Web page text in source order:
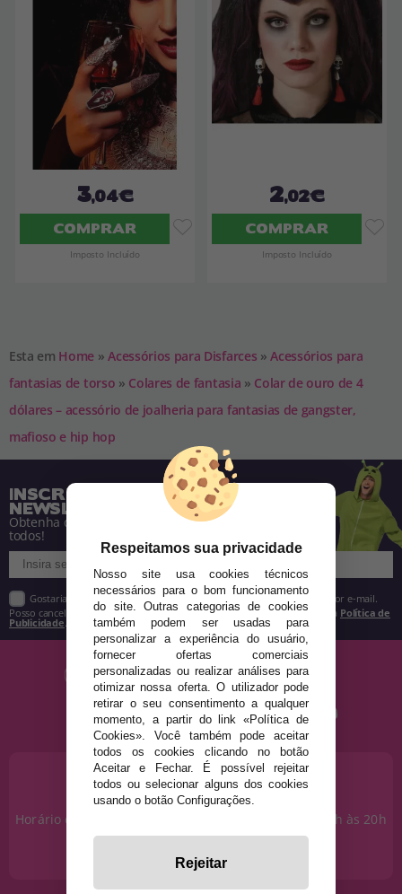
3,04€
COMPRAR
Imposto Incluído
2,02€
COMPRAR
Imposto Incluído
Esta em Home » Acessórios para Disfarces » Acessórios para
fantasias de torso » Colares de fantasia » Colar de ouro de 4
dólares – acessório de joalheria para fantasias de gangster,
mafioso e hip hop
INSCREVA-SE NA NOSSA
NEWSLETTER
Obtenha descontos e saiba de tudo antes de
todos!
Gostaria de receber descontos exclusivos, novidades e tendências por e-mail.
Posso cancelar a inscrição a qualquer momento, conforme estipulado na Política de
Publicidade
PRECISA DE AJUDA?
915 793 695
Horário de segunda a sexta das 10h às 14h e das 17h às 20h
info@disfracestuyyo.pt
Respeitamos sua privacidade
Nosso site usa cookies técnicos
necessários para o bom funcionamento
do site. Outras categorias de cookies
também podem ser usadas para
personalizar a experiência do usuário,
fornecer ofertas comerciais
personalizadas ou realizar análises para
otimizar nossa oferta. O utilizador pode
retirar o seu consentimento a qualquer
momento, a partir do link «Política de
Cookies». Você também pode aceitar
todos os cookies clicando no botão
Aceitar e Fechar. É possível rejeitar
todos ou selecionar alguns dos cookies
usando o botão Configurações.
Rejeitar